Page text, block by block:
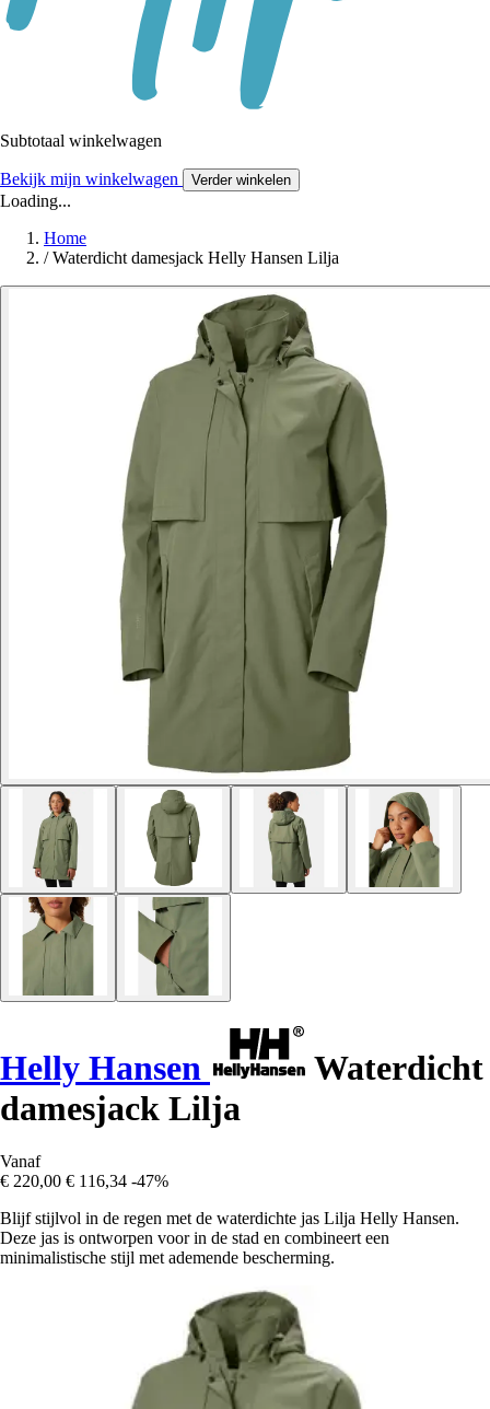
Subtotaal winkelwagen
Bekijk mijn winkelwagen Verder winkelen
Loading...
Home
/ Waterdicht damesjack Helly Hansen Lilja
Helly Hansen
Waterdicht
damesjack Lilja
Vanaf
€ 220,00 € 116,34 -47%
Blijf stijlvol in de regen met de waterdichte jas Lilja Helly Hansen.
Deze jas is ontworpen voor in de stad en combineert een
minimalistische stijl met ademende bescherming.